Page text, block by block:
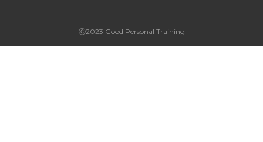
Ⓒ2023 Good Personal Training